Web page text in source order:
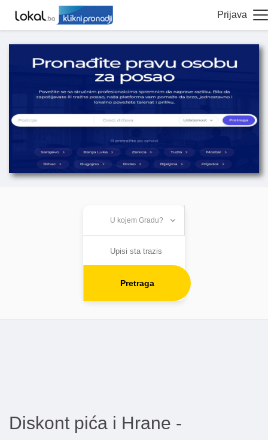
Prijava
Pretraga
Diskont pića i Hrane -